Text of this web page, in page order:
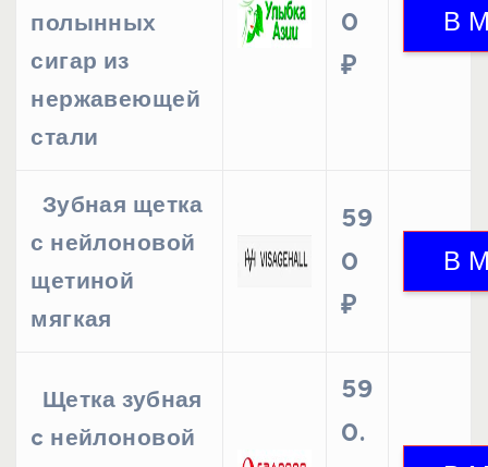
полынных
сигар из
нержавеющей
стали
0
₽
Зубная щетка
с нейлоновой
щетиной
мягкая
59
0
₽
Щетка зубная
c нейлоновой
59
0.